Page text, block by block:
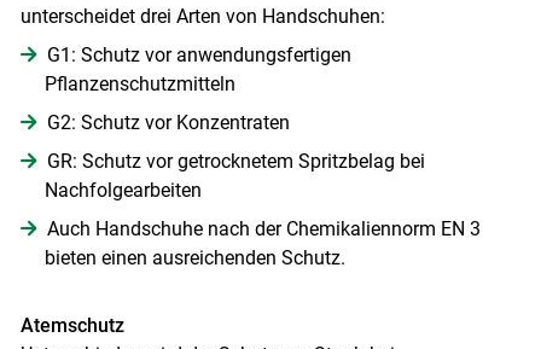
unterscheidet drei Arten von Handschuhen:
G1: Schutz vor anwendungsfertigen
Pflanzenschutzmitteln
G2: Schutz vor Konzentraten
GR: Schutz vor getrocknetem Spritzbelag bei
Nachfolgearbeiten
Auch Handschuhe nach der Chemikaliennorm EN 3
bieten einen ausreichenden Schutz.
Atemschutz